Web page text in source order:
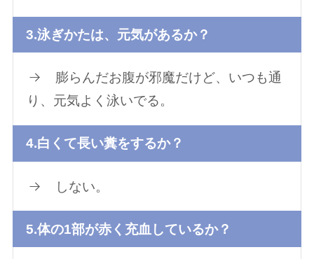
3.泳ぎかたは、元気があるか？
膨らんだお腹が邪魔だけど、いつも通
り、元気よく泳いでる。
4.白くて長い糞をするか？
しない。
5.体の1部が赤く充血しているか？